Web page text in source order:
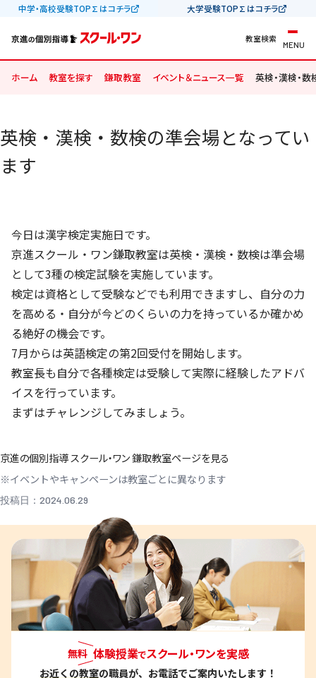
中学・高校受験TOP∑はコチラ 大学受験TOP∑はコチラ
教室検索
MENU
ホーム 教室を探す 鎌取教室 イベント＆ニュース一覧 英検・漢検・
英検・漢検・数検の準会場となってい
ます
今日は漢字検定実施日です。
京進スクール・ワン鎌取教室は英検・漢検・数検は準会場
として3種の検定試験を実施しています。
検定は資格として受験などでも利用できますし、自分の力
を高める・自分が今どのくらいの力を持っているか確かめ
る絶好の機会です。
7月からは英語検定の第2回受付を開始します。
教室長も自分で各種検定は受験して実際に経験したアドバ
イスを行っています。
まずはチャレンジしてみましょう。
京進の個別指導 スクール・ワン 鎌取教室ページを見る
※イベントやキャンペーンは教室ごとに異なります
投稿日：2024.06.29
無料 体験授業でスクール・ワンを実感
お近くの教室の職員が、お電話でご案内いたします！